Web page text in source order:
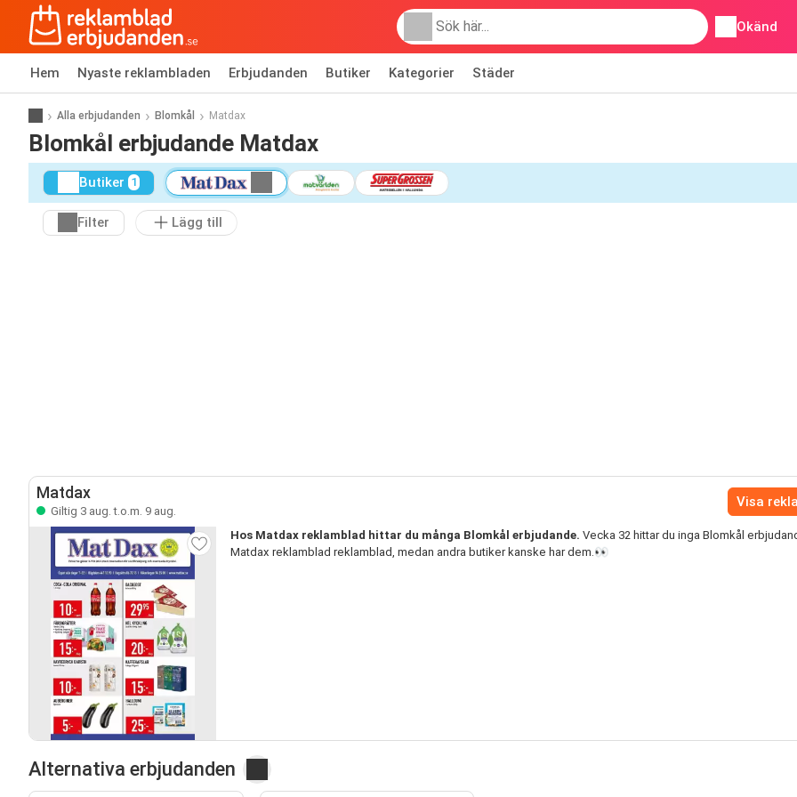
Okänd
Hem Nyaste reklambladen Erbjudanden Butiker Kategorier Städer
Alla erbjudanden Blomkål Matdax
Blomkål erbjudande Matdax
Butiker 1
Filter Lägg till
Matdax
Giltig 3 aug. t.o.m. 9 aug.
Visa
Hos Matdax reklamblad hittar du många Blomkål erbjudande. Vecka 32 hittar du inga Blomkål
Matdax reklamblad reklamblad, medan andra butiker kanske har dem.👀
Alternativa erbjudanden